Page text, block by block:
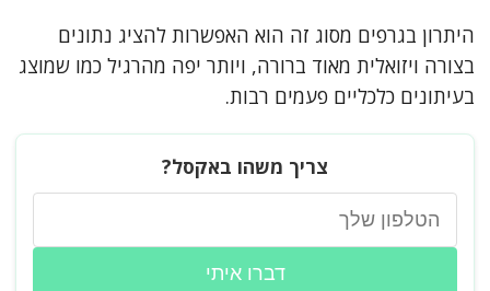
היתרון בגרפים מסוג זה הוא האפשרות להציג נתונים
בצורה ויזואלית מאוד ברורה, ויותר יפה מהרגיל כמו שמוצג
בעיתונים כלכליים פעמים רבות.
צריך משהו באקסל?
דברו איתי